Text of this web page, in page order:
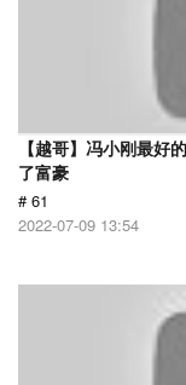
【越哥】冯小刚最好
了富豪
# 61
2022-07-09 13:54